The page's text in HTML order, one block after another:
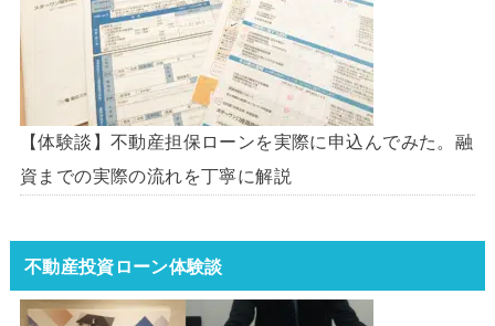
【体験談】不動産担保ローンを実際に申込んでみた。融
資までの実際の流れを丁寧に解説
不動産投資ローン体験談